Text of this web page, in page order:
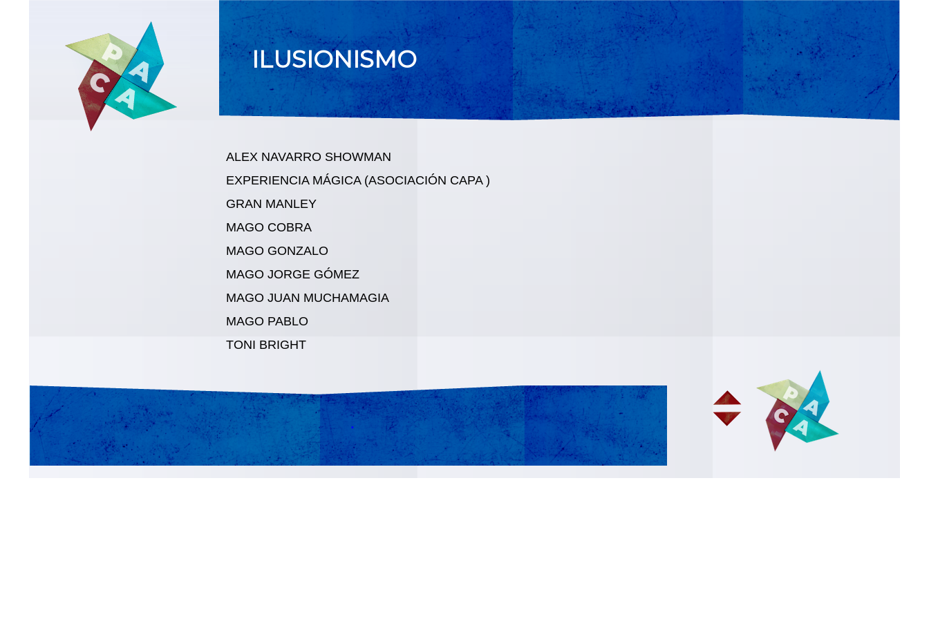
ILUSIONISMO
ALEX NAVARRO SHOWMAN
EXPERIENCIA MÁGICA (ASOCIACIÓN CAPA )
GRAN MANLEY
MAGO COBRA
MAGO GONZALO
MAGO JORGE GÓMEZ
MAGO JUAN MUCHAMAGIA
MAGO PABLO
TONI BRIGHT